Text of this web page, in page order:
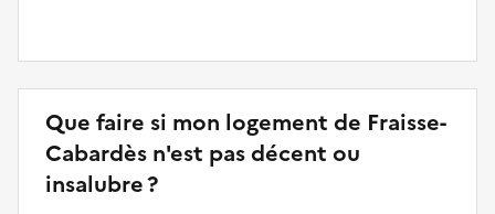
Que faire si mon logement de Fraisse-
Cabardès n'est pas décent ou
insalubre ?